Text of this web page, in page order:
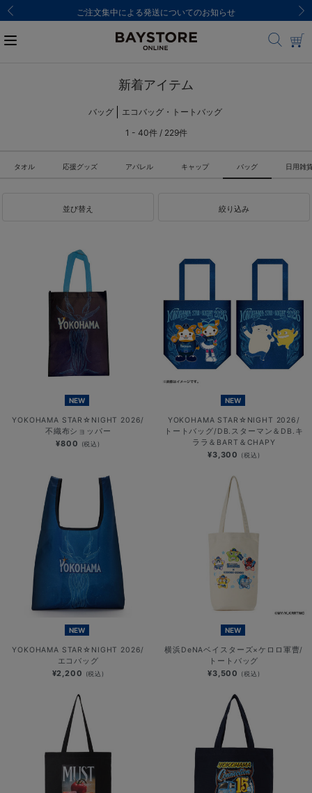
ご注文集中による発送についてのお知らせ
新着アイテム
バッグ
エコバッグ・トートバッグ
1 - 40件 / 229件
タオル 応援グッズ アパレル キャップ バッグ 日用雑
並び替え 絞り込み
NEW
YOKOHAMA STAR☆NIGHT 2026/
不織布ショッパー
¥800 (税込)
NEW
YOKOHAMA STAR☆NIGHT 2026/
トートバッグ/DB.スターマン＆DB.キ
ララ＆BART＆CHAPY
¥3,300 (税込)
NEW
YOKOHAMA STAR☆NIGHT 2026/
エコバッグ
¥2,200 (税込)
NEW
横浜DeNAベイスターズ×ケロロ軍曹/
トートバッグ
¥3,500 (税込)